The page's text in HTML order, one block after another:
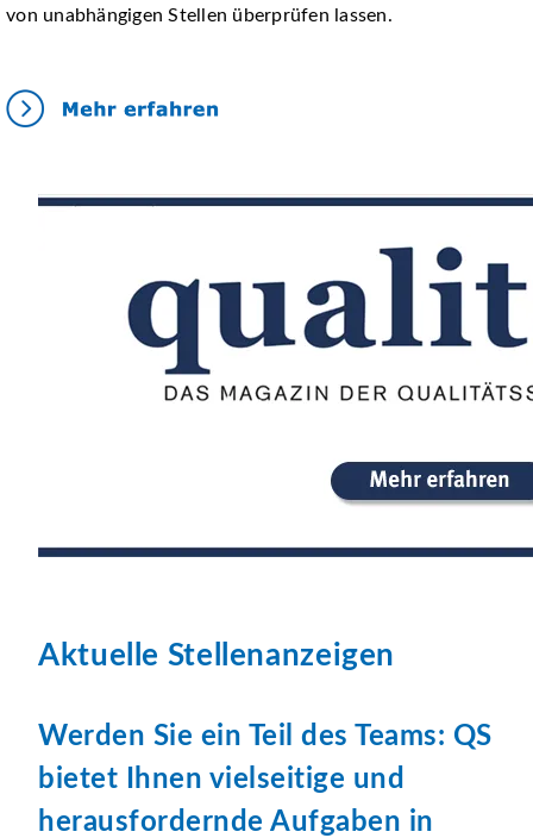
von unabhängigen Stellen überprüfen lassen.
Aktuelle Stellenanzeigen
Werden Sie ein Teil des Teams: QS
bietet Ihnen vielseitige und
herausfordernde Aufgaben in